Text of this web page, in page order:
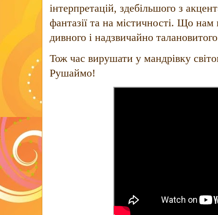
інтерпретацій, здебільшого з
фантазії та на містичності. Що
дивного і надзвичайно
Тож час вирушати у мандрівку
Рушаймо!